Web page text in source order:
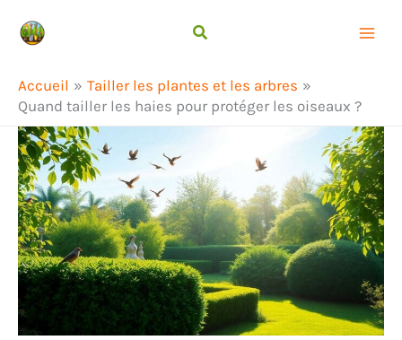
Accueil
Tailler les plantes et les arbres
Quand tailler les haies pour protéger les oiseaux ?